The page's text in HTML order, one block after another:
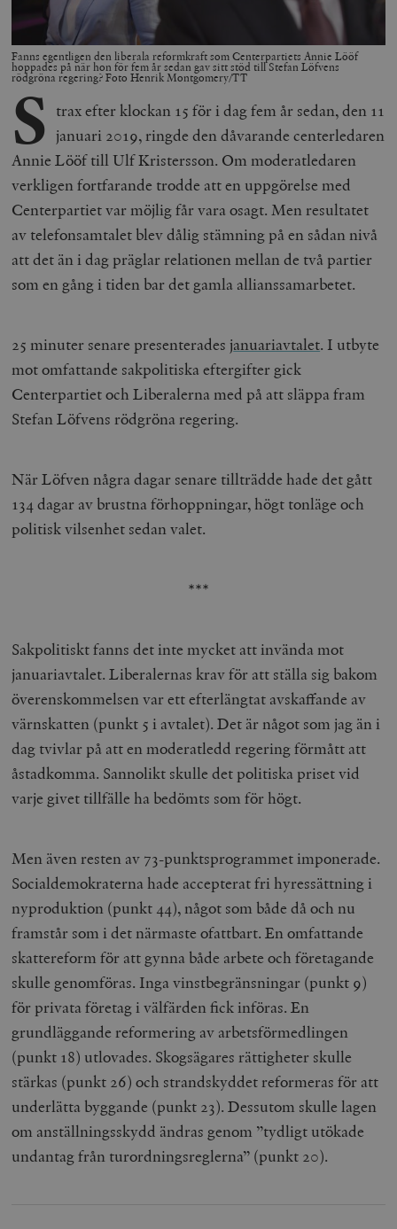
Fanns egentligen den liberala reformkraft som Centerpartiets Annie Lööf
hoppades på när hon för fem år sedan gav sitt stöd till Stefan Löfvens
rödgröna regering? Foto Henrik Montgomery/TT
S trax efter klockan 15 för i dag fem år sedan, den 11
januari 2019, ringde den dåvarande centerledaren
Annie Lööf till Ulf Kristersson. Om moderatledaren
verkligen fortfarande trodde att en uppgörelse med
Centerpartiet var möjlig får vara osagt. Men resultatet
av telefonsamtalet blev dålig stämning på en sådan nivå
att det än i dag präglar relationen mellan de två partier
som en gång i tiden bar det gamla allianssamarbetet.
25 minuter senare presenterades januariavtalet. I utbyte
mot omfattande sakpolitiska eftergifter gick
Centerpartiet och Liberalerna med på att släppa fram
Stefan Löfvens rödgröna regering.
När Löfven några dagar senare tillträdde hade det gått
134 dagar av brustna förhoppningar, högt tonläge och
politisk vilsenhet sedan valet.
***
Sakpolitiskt fanns det inte mycket att invända mot
januariavtalet. Liberalernas krav för att ställa sig bakom
överenskommelsen var ett efterlängtat avskaffande av
värnskatten (punkt 5 i avtalet). Det är något som jag än i
dag tvivlar på att en moderatledd regering förmått att
åstadkomma. Sannolikt skulle det politiska priset vid
varje givet tillfälle ha bedömts som för högt.
Men även resten av 73-punktsprogrammet imponerade.
Socialdemokraterna hade accepterat fri hyressättning i
nyproduktion (punkt 44), något som både då och nu
framstår som i det närmaste ofattbart. En omfattande
skattereform för att gynna både arbete och företagande
skulle genomföras. Inga vinstbegränsningar (punkt 9)
för privata företag i välfärden fick införas. En
grundläggande reformering av arbetsförmedlingen
(punkt 18) utlovades. Skogsägares rättigheter skulle
stärkas (punkt 26) och strandskyddet reformeras för att
underlätta byggande (punkt 23). Dessutom skulle lagen
om anställningsskydd ändras genom ”tydligt utökade
undantag från turordningsreglerna” (punkt 20).